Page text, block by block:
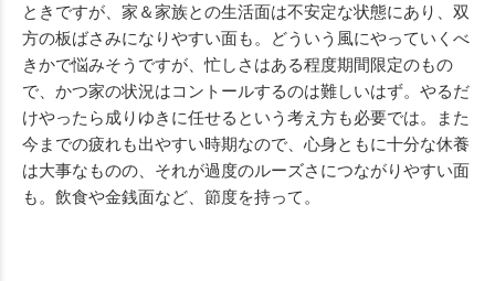
ときですが、家＆家族との生活面は不安定な状態にあり、双
方の板ばさみになりやすい面も。どういう風にやっていくべ
きかで悩みそうですが、忙しさはある程度期間限定のもの
で、かつ家の状況はコントールするのは難しいはず。やるだ
けやったら成りゆきに任せるという考え方も必要では。また
今までの疲れも出やすい時期なので、心身ともに十分な休養
は大事なものの、それが過度のルーズさにつながりやすい面
も。飲食や金銭面など、節度を持って。